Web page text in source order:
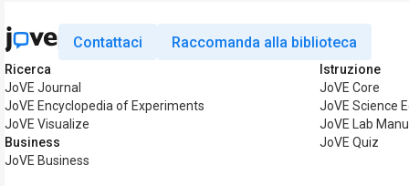
Contattaci Raccomanda alla biblioteca
Ricerca
JoVE Journal
JoVE Encyclopedia of Experiments
JoVE Visualize
Business
JoVE Business
Istruzione
JoVE Core
JoVE Science
JoVE Lab
JoVE Quiz